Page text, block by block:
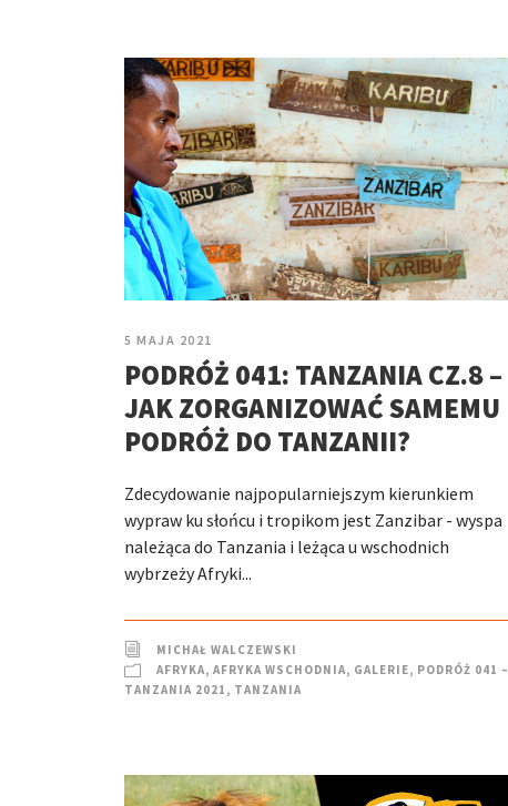
5 MAJA 2021
PODRÓŻ 041: TANZANIA CZ.8 –
JAK ZORGANIZOWAĆ SAMEMU
PODRÓŻ DO TANZANII?
Zdecydowanie najpopularniejszym kierunkiem
wypraw ku słońcu i tropikom jest Zanzibar - wyspa
należąca do Tanzania i leżąca u wschodnich
wybrzeży Afryki...
MICHAŁ WALCZEWSKI
AFRYKA, AFRYKA WSCHODNIA, GALERIE, PODRÓŻ 041 –
TANZANIA 2021 , TANZANIA